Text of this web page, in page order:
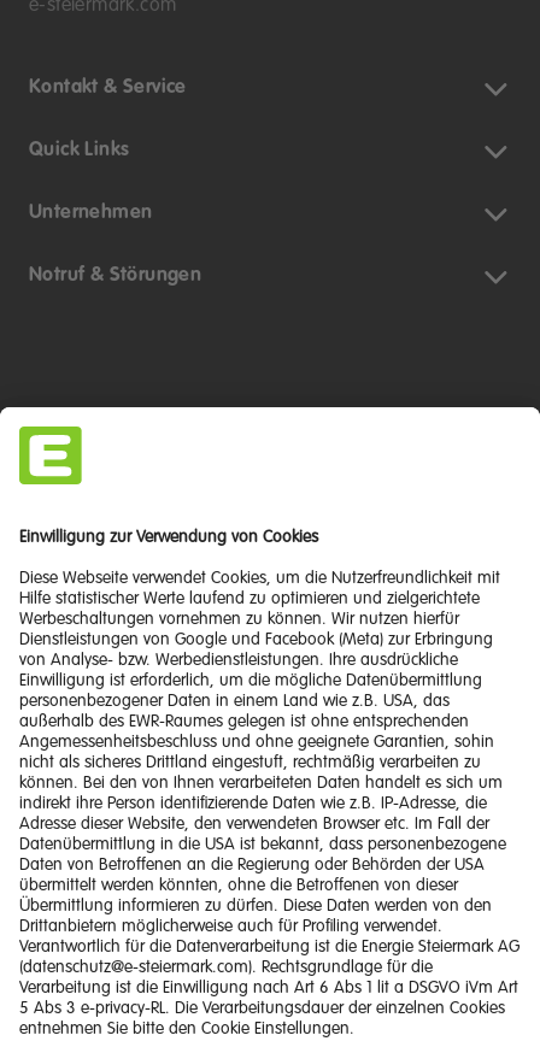
e-steiermark.com
Kontakt & Service
Quick Links
Unternehmen
Notruf & Störungen